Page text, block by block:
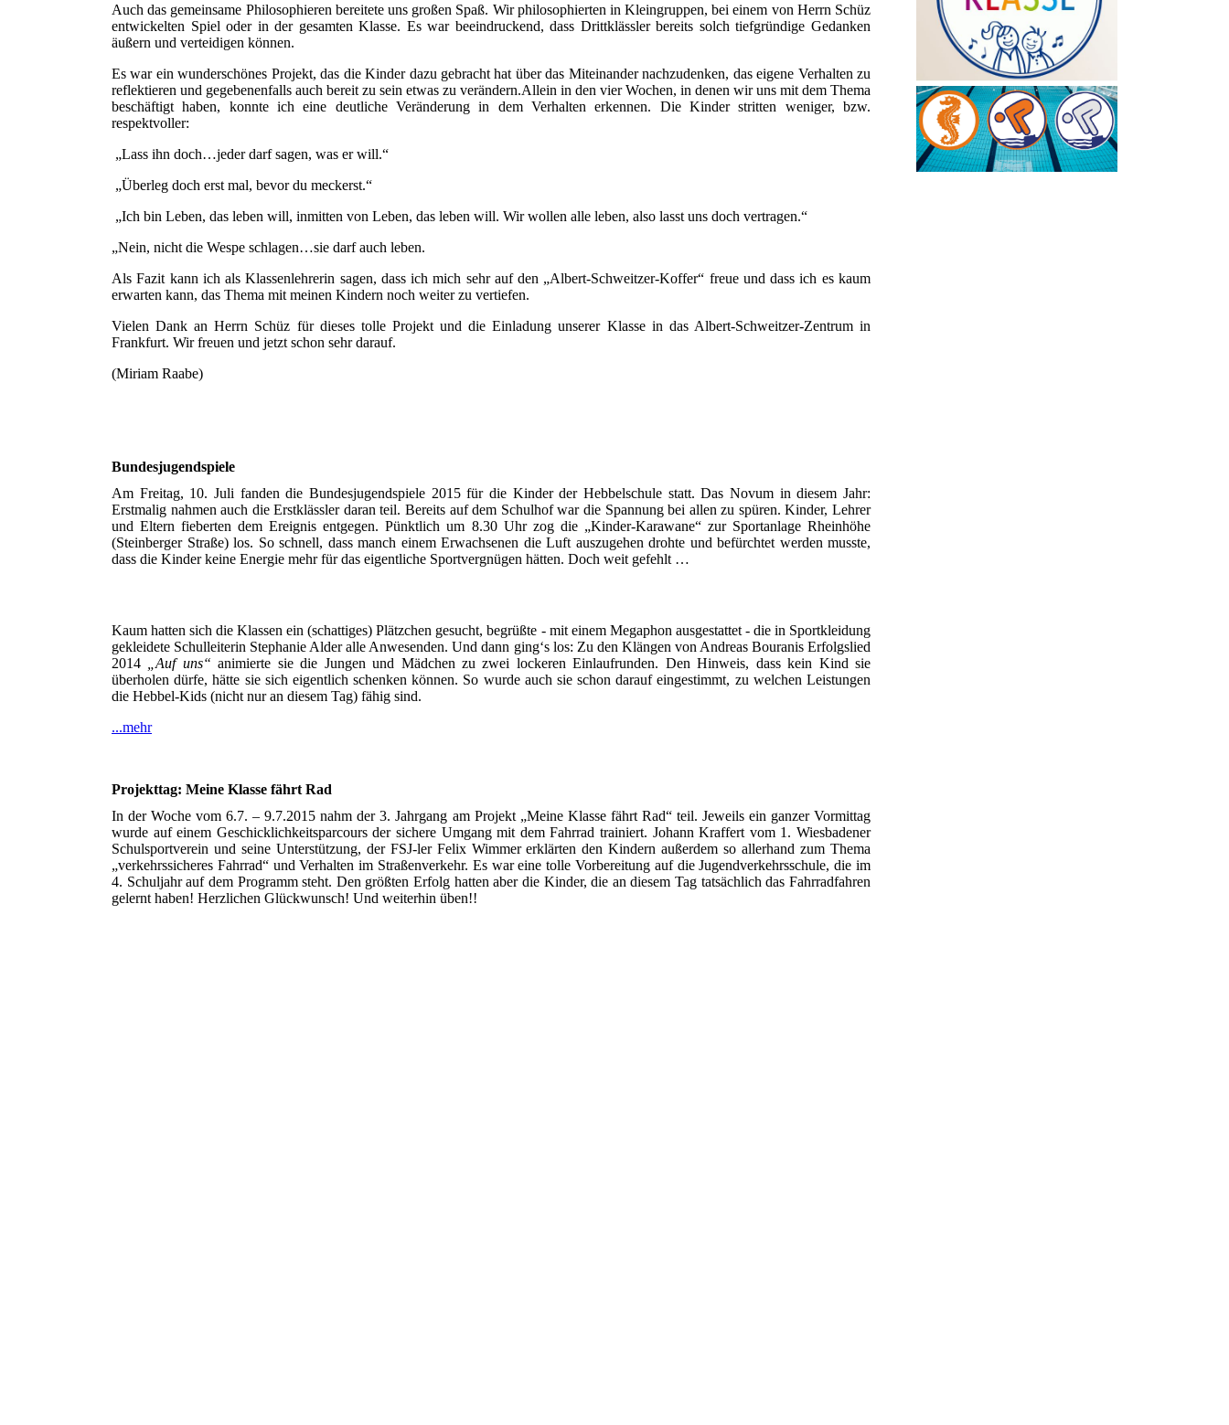
Auch das gemeinsame Philosophieren bereitete uns großen Spaß. Wir philosophierten in Kleingruppen, bei einem von Herrn Schüz
entwickelten Spiel oder in der gesamten Klasse. Es war beeindruckend, dass Drittklässler bereits solch tiefgründige Gedanken
äußern und verteidigen können.
Es war ein wunderschönes Projekt, das die Kinder dazu gebracht hat über das Miteinander nachzudenken, das eigene Verhalten zu
reflektieren und gegebenenfalls auch bereit zu sein etwas zu verändern.Allein in den vier Wochen, in denen wir uns mit dem Thema
beschäftigt haben, konnte ich eine deutliche Veränderung in dem Verhalten erkennen. Die Kinder stritten weniger, bzw.
respektvoller:
„Lass ihn doch…jeder darf sagen, was er will.“
„Überleg doch erst mal, bevor du meckerst.“
„Ich bin Leben, das leben will, inmitten von Leben, das leben will. Wir wollen alle leben, also lasst uns doch vertragen.“
„Nein, nicht die Wespe schlagen…sie darf auch leben.
Als Fazit kann ich als Klassenlehrerin sagen, dass ich mich sehr auf den „Albert-Schweitzer-Koffer“ freue und dass ich es kaum
erwarten kann, das Thema mit meinen Kindern noch weiter zu vertiefen.
Vielen Dank an Herrn Schüz für dieses tolle Projekt und die Einladung unserer Klasse in das Albert-Schweitzer-Zentrum in
Frankfurt. Wir freuen und jetzt schon sehr darauf.
(Miriam Raabe)
Bundesjugendspiele
Am Freitag, 10. Juli fanden die Bundesjugendspiele 2015 für die Kinder der Hebbelschule statt. Das Novum in diesem Jahr:
Erstmalig nahmen auch die Erstklässler daran teil. Bereits auf dem Schulhof war die Spannung bei allen zu spüren. Kinder, Lehrer
und Eltern fieberten dem Ereignis entgegen. Pünktlich um 8.30 Uhr zog die „Kinder-Karawane“ zur Sportanlage Rheinhöhe
(Steinberger Straße) los. So schnell, dass manch einem Erwachsenen die Luft auszugehen drohte und befürchtet werden musste,
dass die Kinder keine Energie mehr für das eigentliche Sportvergnügen hätten. Doch weit gefehlt …
Kaum hatten sich die Klassen ein (schattiges) Plätzchen gesucht, begrüßte - mit einem Megaphon ausgestattet - die in Sportkleidung
gekleidete Schulleiterin Stephanie Alder alle Anwesenden. Und dann ging‘s los: Zu den Klängen von Andreas Bouranis Erfolgslied
2014
„Auf uns“ animierte sie die Jungen und Mädchen zu zwei lockeren Einlaufrunden. Den Hinweis, dass kein Kind sie
überholen dürfe, hätte sie sich eigentlich schenken können. So wurde auch sie schon darauf eingestimmt, zu welchen Leistungen
die Hebbel-Kids (nicht nur an diesem Tag) fähig sind.
...mehr
Projekttag: Meine Klasse fährt Rad
In der Woche vom 6.7. – 9.7.2015 nahm der 3. Jahrgang am Projekt „Meine Klasse fährt Rad“ teil. Jeweils ein ganzer Vormittag
wurde auf einem Geschicklichkeitsparcours der sichere Umgang mit dem Fahrrad trainiert. Johann Kraffert vom 1. Wiesbadener
Schulsportverein und seine Unterstützung, der FSJ-ler Felix Wimmer erklärten den Kindern außerdem so allerhand zum Thema
„verkehrssicheres Fahrrad“ und Verhalten im Straßenverkehr. Es war eine tolle Vorbereitung auf die Jugendverkehrsschule, die im
4. Schuljahr auf dem Programm steht. Den größten Erfolg hatten aber die Kinder, die an diesem Tag tatsächlich das Fahrradfahren
gelernt haben! Herzlichen Glückwunsch! Und weiterhin üben!!